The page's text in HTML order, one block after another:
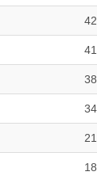
42
41
38
34
21
18